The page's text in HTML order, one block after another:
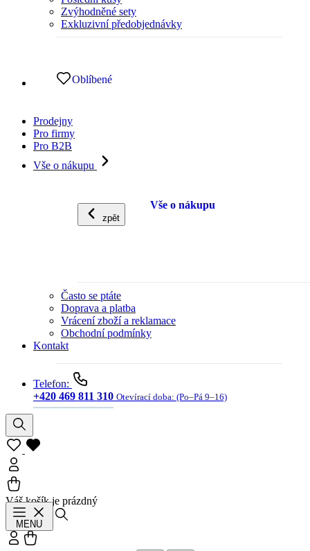
Zvýhodněné sety
Exkluzivní předobjednávky
Oblíbené
Prodejny
Pro firmy
Pro B2B
Vše o nákupu
zpět
Vše o nákupu
Často se ptáte
Doprava a platba
Vrácení zboží a reklamace
Obchodní podmínky
Kontakt
Telefon:
+420 469 811 310 Otevírací doba: (Po–Pá 9–16)
Váš košík je prázdný
MENU
Přihlásit se